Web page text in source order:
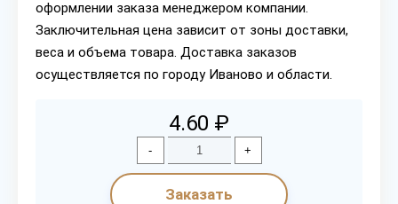
оформлении заказа менеджером компании.
Заключительная цена зависит от зоны доставки,
веса и объема товара. Доставка заказов
осуществляется по городу Иваново и области.
4.60 ₽
- +
Заказать